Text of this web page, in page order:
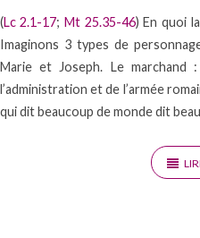
(Lc 2.1-17;Mt 25.35-46) En quoi
Imaginons 3 types de
Marie et Joseph. Le marchand
l’administration et de l’armée
qui dit beaucoup de monde dit